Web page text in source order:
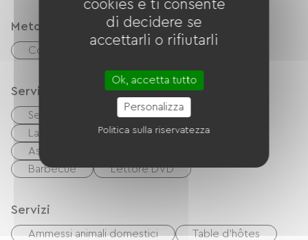
Metodi di pagamento
Controlli
Servizi
Servizi igienici comuni
Asciugatrice
Lave linge
Attrezzatura da stiro
Asciugacapelli
Barbecue
Lettore DVD
Servizi
Ammessi animali domestici Table d'hôtes
cookies e ti consente
di decidere se
accettarli o rifiutarli
Ok, accetta tutto
Personalizza
Politica sulla riservatezza